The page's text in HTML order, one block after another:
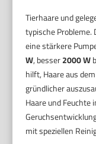
Tierhaare und
typische Probleme.
eine stärkere
W, besser2000 W
hilft, Haare aus
gründlicher
Haare und Feuchte
mit speziellen